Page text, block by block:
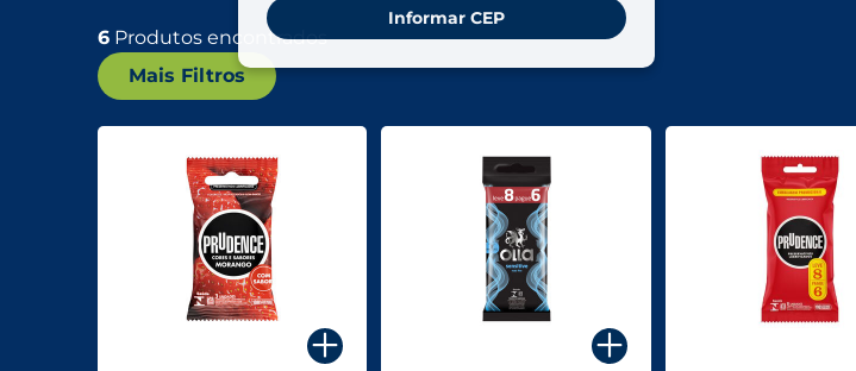
Informar CEP
Exclusivo Online
Ofertas
Ofertas Arena Mais
Ofertas Cartão Fácil pra Pagar
Para o seu Negócio
6 Produtos encontrados
Mais Filtros